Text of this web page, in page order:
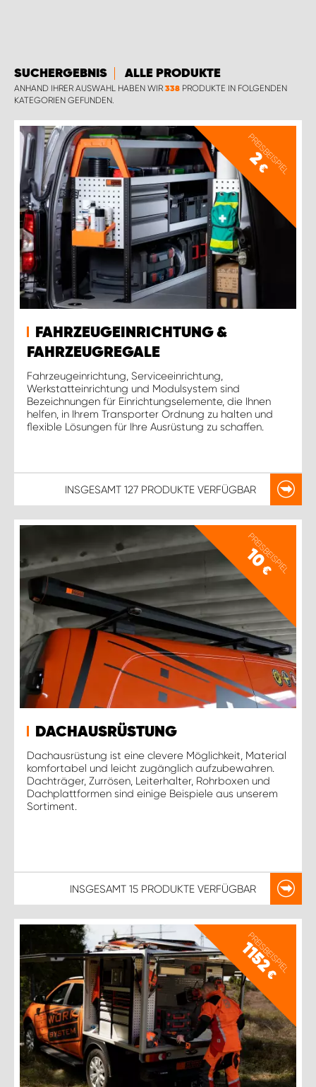
SUCHERGEBNIS ALLE PRODUKTE
ANHAND IHRER AUSWAHL HABEN WIR 338 PRODUKTE IN FOLGENDEN
KATEGORIEN GEFUNDEN.
PREISBEISPIEL
2
€
FAHRZEUGEINRICHTUNG &
FAHRZEUGREGALE
Fahrzeugeinrichtung, Serviceeinrichtung,
Werkstatteinrichtung und Modulsystem sind
Bezeichnungen für Einrichtungselemente, die Ihnen
helfen, in Ihrem Transporter Ordnung zu halten und
flexible Lösungen für Ihre Ausrüstung zu schaffen.
INSGESAMT 127 PRODUKTE VERFÜGBAR
PREISBEISPIEL
10
€
DACHAUSRÜSTUNG
Dachausrüstung ist eine clevere Möglichkeit, Material
komfortabel und leicht zugänglich aufzubewahren.
Dachträger, Zurrösen, Leiterhalter, Rohrboxen und
Dachplattformen sind einige Beispiele aus unserem
Sortiment.
INSGESAMT 15 PRODUKTE VERFÜGBAR
PREISBEISPIEL
1152
€
WORK SYSTEM NAMEN
WORK SYSTEM WORK SYSTEM BRÜGGE